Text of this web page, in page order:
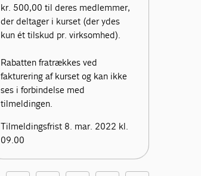
kr. 500,00 til deres medlemmer,
der deltager i kurset (der ydes
kun ét tilskud pr. virksomhed).
Rabatten fratrækkes ved
fakturering af kurset og kan ikke
ses i forbindelse med
tilmeldingen.
Tilmeldingsfrist 8. mar. 2022 kl.
09.00